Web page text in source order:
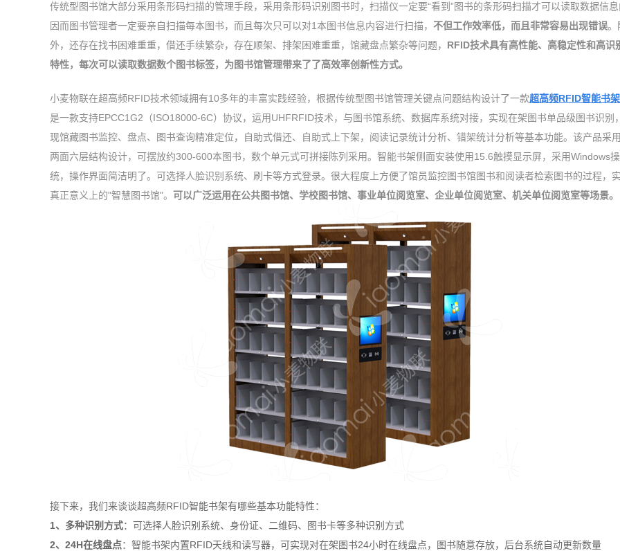
传统型图书馆大部分采用条形码扫描的管理手段，采用条形码识别图书时，扫描仪一定要“看到”图书的条形码扫描才可以读取数据信息
因而图书管理者一定要亲自扫描每本图书，而且每次只可以对1本图书信息内容进行扫描， 不但工作效率低，而且非常容易出现错误。
外，还存在找书困难重重，借还手续繁杂，存在顺架、排架困难重重，馆藏盘点繁杂等问题， RFID技术具有高性能、高稳定性和高识
特性，每次可以读取数据数个图书标签，为图书馆管理带来了了高效率创新性方式。
小麦物联在超高频RFID技术领域拥有10多年的丰富实践经验，根据传统型图书馆管理关键点问题结构设计了一款超高频RFID智能书架
是一款支持EPCC1G2（ISO18000-6C）协议，运用UHFRFID技术，与图书馆系统、数据库系统对接，实现在架图书单品级图书识别
现馆藏图书监控、盘点、图书查询精准定位，自助式借还、自助式上下架，阅读记录统计分析、错架统计分析等基本功能。该产品采
两面六层结构设计，可摆放约300-600本图书，数个单元式可拼接陈列采用。智能书架侧面安装使用15.6触摸显示屏，采用Windows
统，操作界面简洁明了。可选择人脸识别系统、刷卡等方式登录。很大程度上方便了馆员监控图书馆图书和阅读者检索图书的过程，
真正意义上的"智慧图书馆"。 可以广泛运用在公共图书馆、学校图书馆、事业单位阅览室、企业单位阅览室、机关单位阅览室等场景。
接下来，我们来谈谈超高频RFID智能书架有哪些基本功能特性：
1、多种识别方式：可选择人脸识别系统、身份证、二维码、图书卡等多种识别方式
2、24H在线盘点：智能书架内置RFID天线和读写器，可实现对在架图书24小时在线盘点，图书随意存放，后台系统自动更新数量